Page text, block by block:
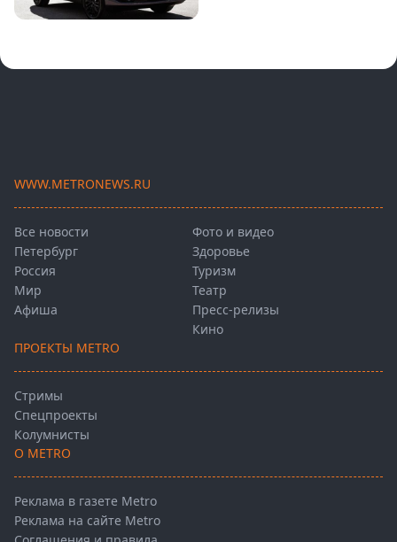
WWW.METRONEWS.RU
Все новости
Петербург
Россия
Мир
Афиша
Фото и видео
Здоровье
Туризм
Театр
Пресс-релизы
Кино
ПРОЕКТЫ METRO
Стримы
Спецпроекты
Колумнисты
О METRO
Реклама в газете Metro
Реклама на сайте Metro